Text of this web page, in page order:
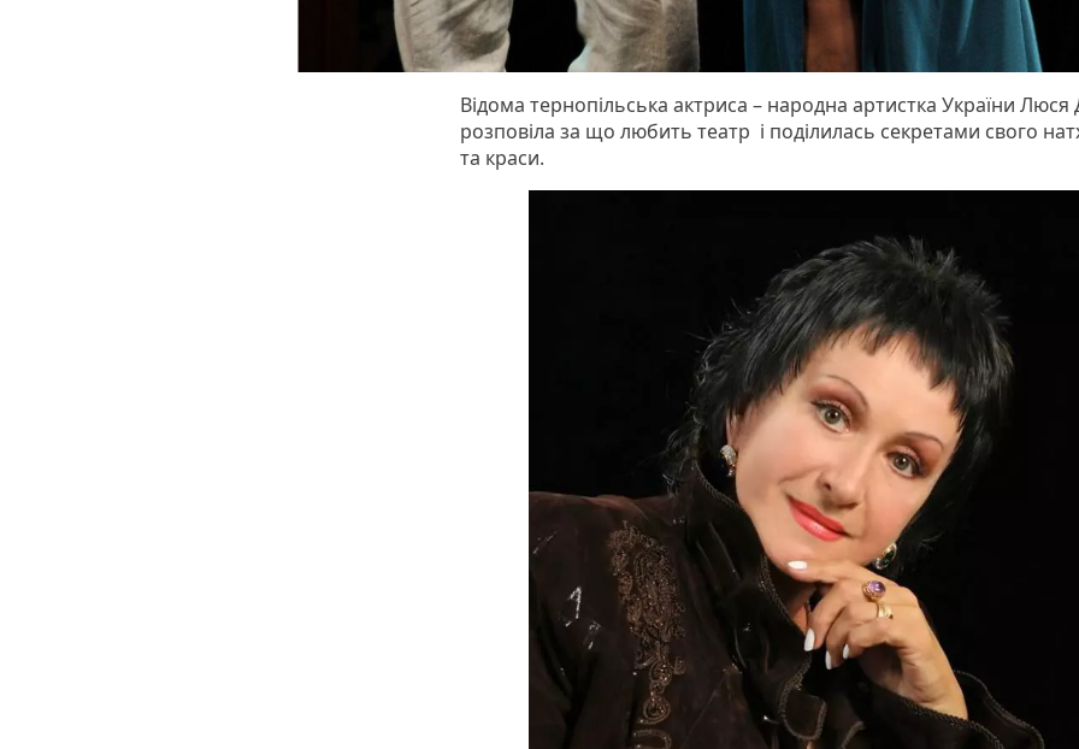
Відома тернопільська актриса – народна артистка України Люся
розповіла за що любить театр і поділилась секретами свого
та краси.